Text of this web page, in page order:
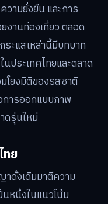
วามยั่งยืน และการ
งานท่องเที่ยว ตลอด
ะแสเหล่านี้มีบทบาท
ประเทศไทยและตลาด
โยงมิติของรสชาติ
ารออกแบบภาพ
ดรุ่นใหม่
ย
ดั้งเดิมมาตีความ
หนึ่งในแนวโน้ม